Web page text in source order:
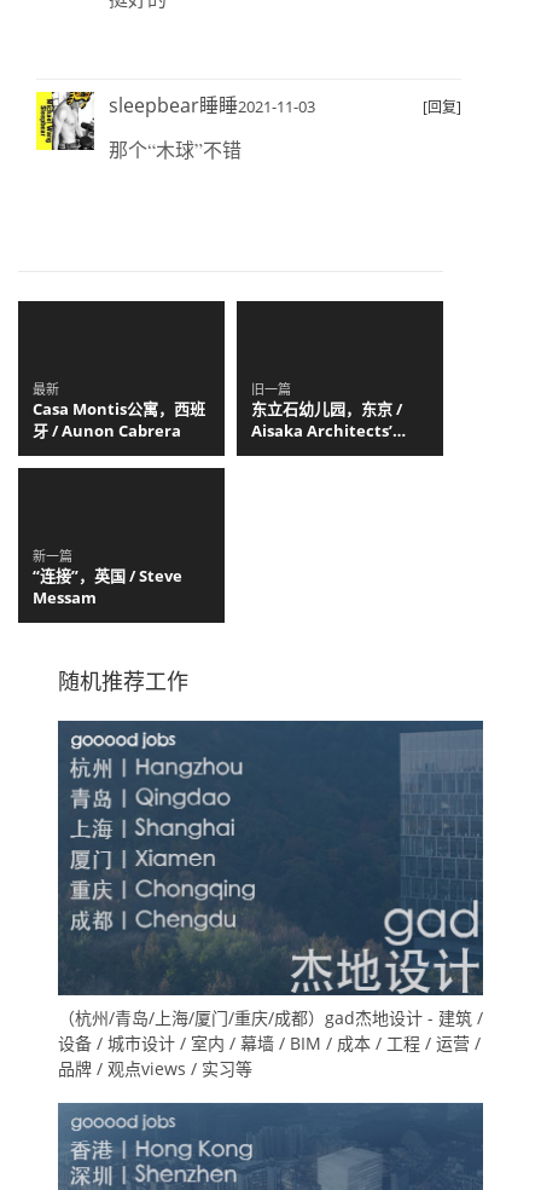
sleepbear睡睡2021-11-03 [回复]
那个“木球”不错
最新
Casa Montis公寓，西班
牙 / Aunon Cabrera
旧一篇
东立石幼儿园，东京 /
Aisaka Architects’
Atelier
新一篇
“连接”，英国 / Steve
Messam
随机推荐工作
（杭州/青岛/上海/厦门/重庆/成都）gad杰地设计 - 建筑 /
设备 / 城市设计 / 室内 / 幕墙 / BIM / 成本 / 工程 / 运营 /
品牌 / 观点views / 实习等